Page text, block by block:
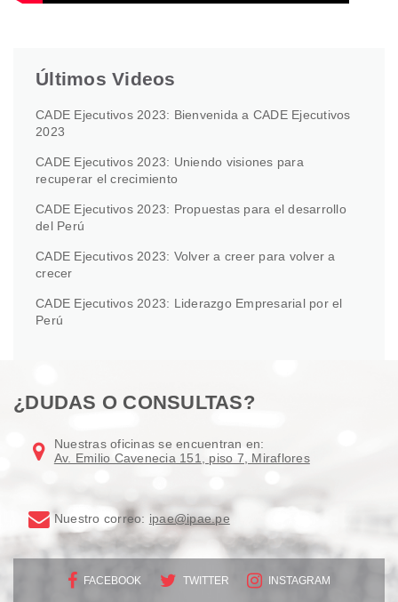
Últimos Videos
CADE Ejecutivos 2023: Bienvenida a CADE Ejecutivos
2023
CADE Ejecutivos 2023: Uniendo visiones para
recuperar el crecimiento
CADE Ejecutivos 2023: Propuestas para el desarrollo
del Perú
CADE Ejecutivos 2023: Volver a creer para volver a
crecer
CADE Ejecutivos 2023: Liderazgo Empresarial por el
Perú
¿DUDAS O CONSULTAS?
Nuestras oficinas se encuentran en:
Av. Emilio Cavenecia 151, piso 7, Miraflores
Nuestro correo: ipae@ipae.pe
FACEBOOK TWITTER INSTAGRAM